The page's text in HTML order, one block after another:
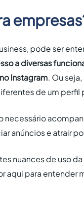
pode ser
a diversas
Instagram. Ou
de um perfil
necessário
anúncios e atrair
nuances de uso
aqui para entender